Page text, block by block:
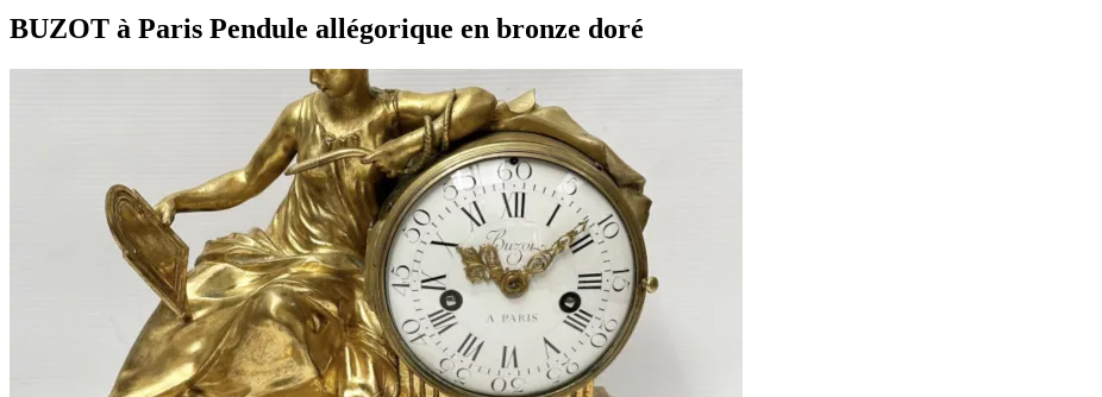
BUZOT à Paris Pendule allégorique en bronze doré